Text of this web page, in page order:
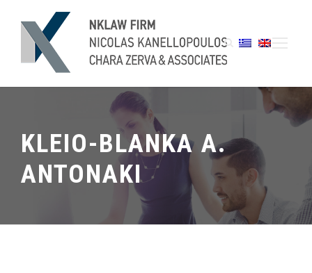
KLEIO-BLANKA A.
ANTONAKI